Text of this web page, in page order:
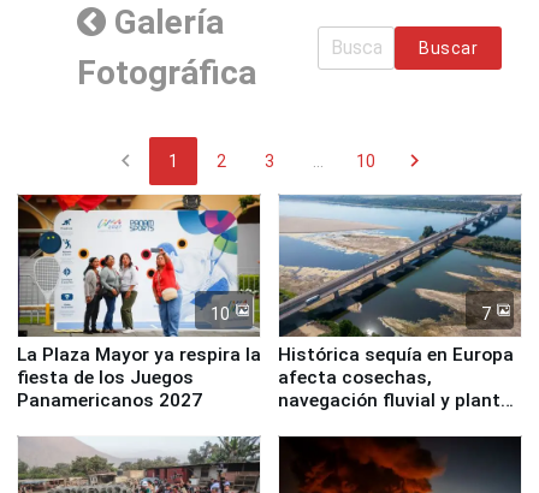
Galería
Fotográfica
Buscar
chevron_left 1 2 3 10 chevron_right
10
La Plaza Mayor ya respira la
fiesta de los Juegos
Panamericanos 2027
7
Histórica sequía en Europa
afecta cosechas,
navegación fluvial y plantas